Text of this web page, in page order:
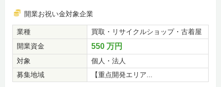
開業お祝い金対象企業
業種
買取・リサイクルショップ・古着屋
開業資金
550 万円
対象
個人・法人
募集地域
【重点開発エリア...